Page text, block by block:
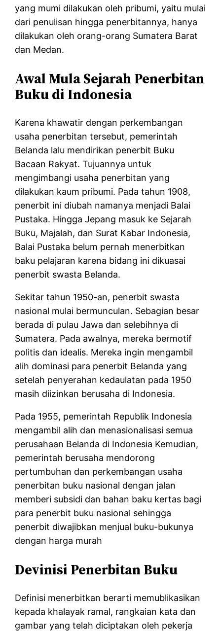
yang mumi dilakukan oleh pribumi, yaitu mulai
dari penulisan hingga penerbitannya, hanya
dilakukan oleh orang-orang Sumatera Barat
dan Medan.
Awal Mula Sejarah Penerbitan
Buku di Indonesia
Karena khawatir dengan perkembangan
usaha penerbitan tersebut, pemerintah
Belanda lalu mendirikan penerbit Buku
Bacaan Rakyat. Tujuannya untuk
mengimbangi usaha penerbitan yang
dilakukan kaum pribumi. Pada tahun 1908,
penerbit ini diubah namanya menjadi Balai
Pustaka. Hingga Jepang masuk ke Sejarah
Buku, Majalah, dan Surat Kabar Indonesia,
Balai Pustaka belum pernah menerbitkan
baku pelajaran karena bidang ini dikuasai
penerbit swasta Belanda.
Sekitar tahun 1950-an, penerbit swasta
nasional mulai bermunculan. Sebagian besar
berada di pulau Jawa dan selebihnya di
Sumatera. Pada awalnya, mereka bermotif
politis dan idealis. Mereka ingin mengambil
alih dominasi para penerbit Belanda yang
setelah penyerahan kedaulatan pada 1950
masih diizinkan berusaha di Indonesia.
Pada 1955, pemerintah Republik Indonesia
mengambil alih dan menasionalisasi semua
perusahaan Belanda di Indonesia Kemudian,
pemerintah berusaha mendorong
pertumbuhan dan perkembangan usaha
penerbitan buku nasional dengan jalan
memberi subsidi dan bahan baku kertas bagi
para penerbit buku nasional sehingga
penerbit diwajibkan menjual buku-bukunya
dengan harga murah
Devinisi Penerbitan Buku
Definisi menerbitkan berarti memublikasikan
kepada khalayak ramal, rangkaian kata dan
gambar yang telah diciptakan oleh pekerja